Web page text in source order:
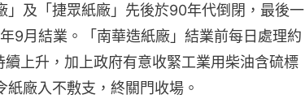
」及「捷眾紙廠」先後於90年代倒閉，最後一
9月結業。「南華造紙廠」結業前每日處理約
上升，加上政府有意收緊工業用柴油含硫標
廠入不敷支，終關門收場。